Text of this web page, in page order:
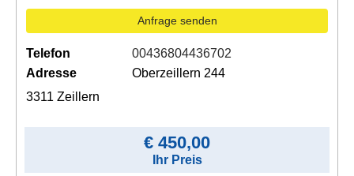
Anfrage senden
Telefon
00436804436702
Adresse
Oberzeillern 244
3311 Zeillern
€ 450,00
Ihr Preis